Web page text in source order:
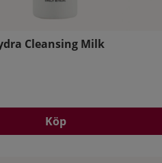
Cleansing Milk
Köp